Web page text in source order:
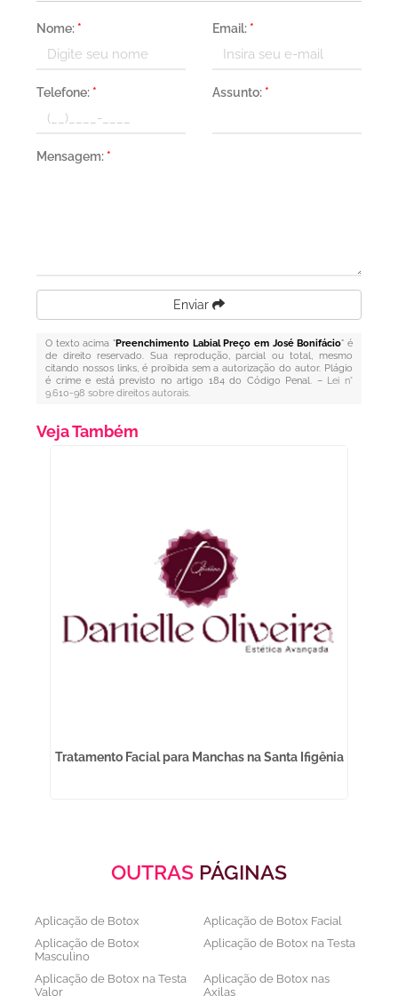
Nome: * Email: *
Telefone: * Assunto: *
Mensagem: *
Enviar
O texto acima "Preenchimento Labial Preço em José Bonifácio" é
de direito reservado. Sua reprodução, parcial ou total, mesmo
citando nossos links, é proibida sem a autorização do autor. Plágio
é crime e está previsto no artigo 184 do Código Penal. – Lei n°
9.610-98 sobre direitos autorais.
Veja Também
Tratamento Facial para Manchas na Santa Ifigênia
OUTRAS PÁGINAS
Aplicação de Botox
Aplicação de Botox Facial
Aplicação de Botox
Masculino
Aplicação de Botox na Testa
Aplicação de Botox na Testa
Valor
Aplicação de Botox nas
Axilas